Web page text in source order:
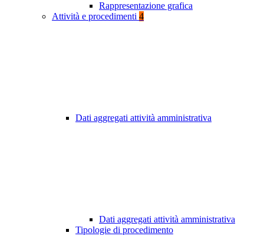
Rappresentazione grafica
Attività e procedimenti 4
Dati aggregati attività amministrativa
Dati aggregati attività amministrativa
Tipologie di procedimento